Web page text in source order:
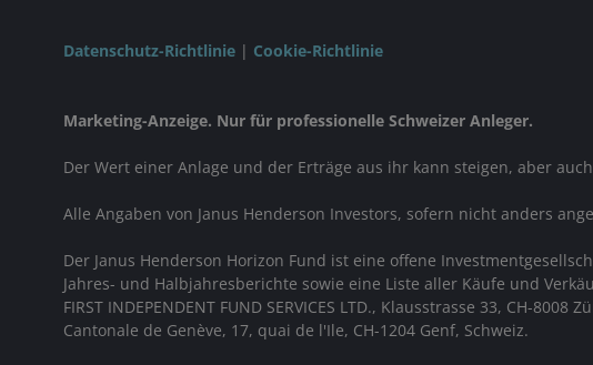
Datenschutz-Richtlinie | Cookie-Richtlinie
Marketing-Anzeige. Nur für professionelle Schweizer Anleger.
Der Wert einer Anlage und der Erträge aus ihr kann steigen, aber
Alle Angaben von Janus Henderson Investors, sofern nicht anders
Der Janus Henderson Horizon Fund ist eine offene
Jahres- und Halbjahresberichte sowie eine Liste aller Käufe und
FIRST INDEPENDENT FUND SERVICES LTD., Klausstrasse 33, CH-
Cantonale de Genève, 17, quai de l'Ile, CH-1204 Genf, Schweiz.